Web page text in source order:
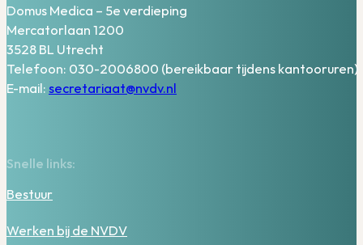
Domus Medica – 5e verdieping
Mercatorlaan 1200
3528 BL Utrecht
Telefoon: 030-2006800 (bereikbaar tijdens kantooruren)
E-mail: secretariaat@nvdv.nl
Snelle links:
Bestuur
Werken bij de NVDV